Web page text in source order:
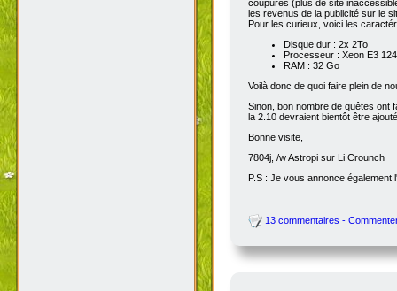
coupures (plus de site
les revenus de la publicité sur le
Pour les curieux, voici les
Disque dur : 2x 2To
Processeur : Xeon E3
RAM : 32 Go
Voilà donc de quoi faire plein de
Sinon, bon nombre de quêtes ont
la 2.10 devraient bientôt être
Bonne visite,
7804j, /w Astropi sur Li Crounch
P.S : Je vous annonce
13 commentaires -